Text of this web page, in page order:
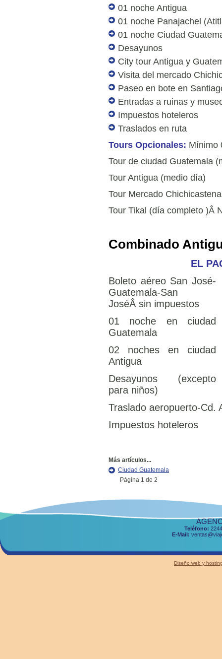
01 noche Antigua
01 noche Panajachel
01 noche Ciudad
Desayunos
City tour Antigua y
Visita del mercado
Paseo en bote en
Entradas a ruinas y
Impuestos hoteleros
Traslados en ruta
Tours Opcionales: Mínimo
Tour de ciudad Guatemala
Tour Antigua (medio día)
Tour Mercado
Tour Tikal (día completo )Â
Combinado
EL
Boleto aéreo San José-
Guatemala-San
JoséÂ sin impuestos
01 noche en ciudad
Guatemala
02 noches en ciudad
Antigua
Desayunos (excepto
para niños)
Traslado aeropuerto-Cd.
Impuestos hoteleros
Más artículos...
Ciudad Guatemala
Página 1 de 2
Teléfono:
E-Mail:
Diseño web y